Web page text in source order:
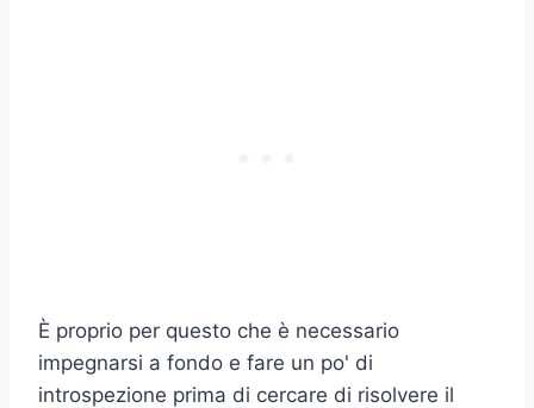
È proprio per questo che è necessario
impegnarsi a fondo e fare un po' di
introspezione prima di cercare di risolvere il